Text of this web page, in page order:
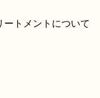
ートメントについて